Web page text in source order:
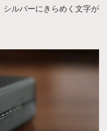
シルバーにきらめく文字が